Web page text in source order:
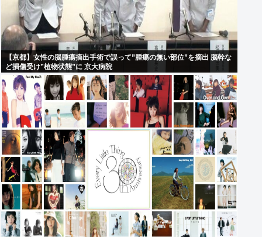
【京都】女性の脳腫瘍摘出手術で誤って”腫瘍の無い部位”を摘出 脳幹な
ど損傷受け”植物状態”に 京大病院